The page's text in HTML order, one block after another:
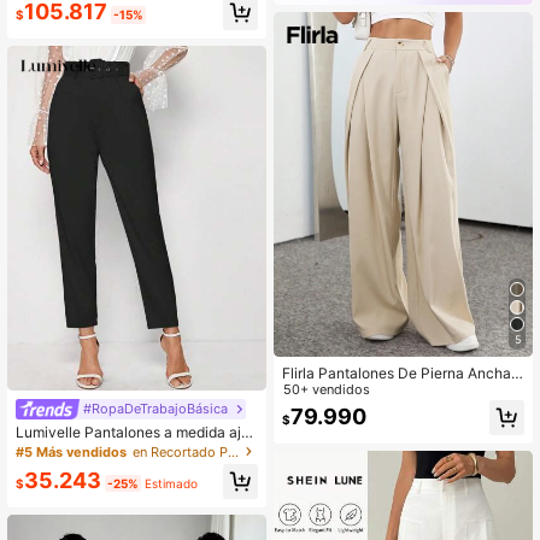
$105.817 -15%
#RopaDeTrabajoBásica
Lumivelle Pantalones a medida ajus
table con cinturón recortado
#5 Más vendidos en Recortado Pantalones de traje de mujer
$35.243 -25% Estimado
5
Flirla Pantalones De Pierna Ancha
Para Mujer Con Detalles Plisados P
ara Trajes
50+ vendidos
$79.990